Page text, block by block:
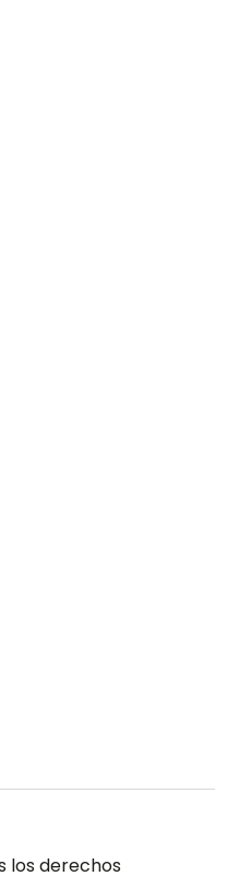
los derechos